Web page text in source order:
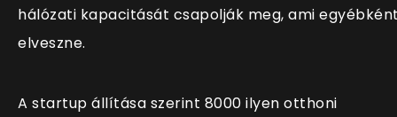
hálózati kapacitását csapolják meg, ami
elveszne.
A startup állítása szerint 8000 ilyen otthoni